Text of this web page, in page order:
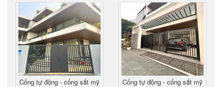
Cổng tự động - cổng sắt mỹ
Cổng tự động - cổng sắt mỹ